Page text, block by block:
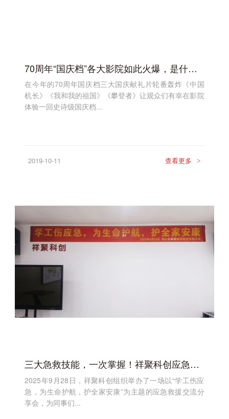
70周年“国庆档”各大影院如此火爆，是什么支撑着?
在今年的70周年国庆档三大国庆献礼片轮番轰炸《中国
机长》《我和我的祖国》《攀登者》让观众们有幸在影院
体验一回史诗级国庆档...
2019-10-11 查看更多 >
三大急救技能，一次掌握！祥聚科创应急救援分享会圆满举行
2025年9月28日，祥聚科创组织举办了一场以“学工伤应
急，为生命护航，护全家安康”为主题的应急救援交流分
享会，为同事们...